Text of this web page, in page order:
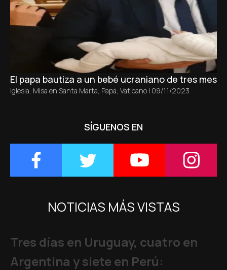
El papa bautiza a un bebé ucraniano de tres
Iglesia, Misa en Santa Marta, Papa, Vaticano | 09/11/2023
SÍGUENOS EN
NOTICIAS MÁS VISTAS
Tres días en Uruguay, cuatro en
Argentina y siete en Perú: